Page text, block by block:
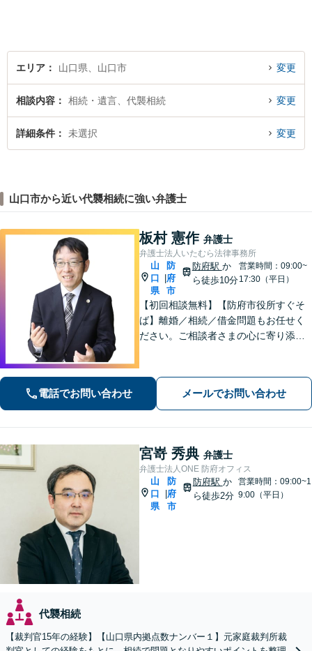
エリア 山口県、山口市 変更
相談内容 相続・遺言、代襲相続 変更
詳細条件 未選択 変更
山口市から近い代襲相続に強い弁護士
板村 憲作 弁護士
弁護士法人いたむら法律事務所
山
口
県
防
府
市
防府駅 か
ら徒歩10分
営業時間：09:00~
17:30（平日）
【初回相談無料】【防府市役所すぐそ
ば】離婚／相続／借金問題もお任せく
ださい。ご相談者さまの心に寄り添っ
着した事務所です。お気軽にご相談く
電話でお問い合わせ メールでお問い合わせ
宮嵜 秀典 弁護士
弁護士法人ONE 防府オフィス
山
口
県
防
府
市
防府駅 か
ら徒歩2分
営業時間：09:00~1
9:00（平日）
代襲相続
【裁判官15年の経験】【山口県内拠点数ナンバー１】元家庭裁判所裁